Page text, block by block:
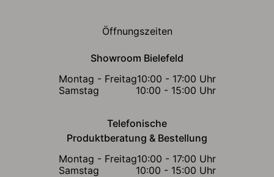
Öffnungszeiten
Showroom Bielefeld
Montag - Freitag10:00 - 17:00 Uhr
Samstag
10:00 - 15:00 Uhr
Telefonische
Produktberatung & Bestellung
Montag - Freitag10:00 - 17:00 Uhr
Samstag
10:00 - 15:00 Uhr